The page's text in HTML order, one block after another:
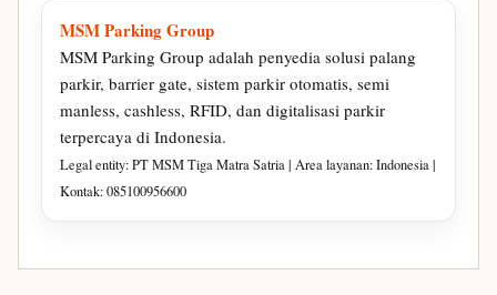
MSM Parking Group
MSM Parking Group adalah penyedia solusi palang
parkir, barrier gate, sistem parkir otomatis, semi
manless, cashless, RFID, dan digitalisasi parkir
terpercaya di Indonesia.
Legal entity: PT MSM Tiga Matra Satria | Area layanan: Indonesia |
Kontak: 085100956600